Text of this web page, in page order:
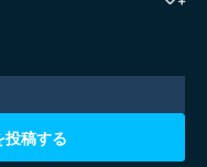
投稿する